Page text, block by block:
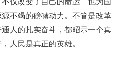
不竭的磅礴动力。不管是改革
人的扎实奋斗，都昭示一个真
人民是真正的英雄。